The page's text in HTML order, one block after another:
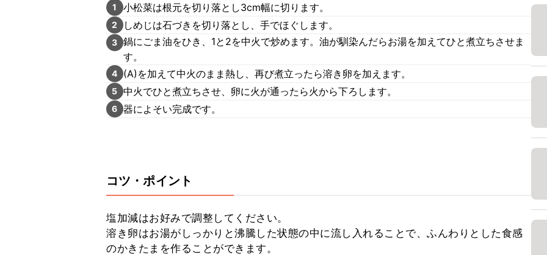
1 小松菜は根元を切り落とし3cm幅に切ります。
2 しめじは石づきを切り落とし、手でほぐします。
3 鍋にごま油をひき、1と2を中火で炒めます。油が馴染んだらお湯を加えてひと煮立ちさせま
す。
4 (A)を加えて中火のまま熱し、再び煮立ったら溶き卵を加えます。
5 中火でひと煮立ちさせ、卵に火が通ったら火から下ろします。
6 器によそい完成です。
コツ・ポイント
塩加減はお好みで調整してください。
溶き卵はお湯がしっかりと沸騰した状態の中に流し入れることで、ふんわりとした食感
のかきたまを作ることができます。